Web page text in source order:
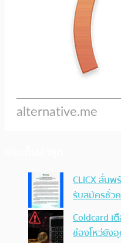
CLICX ลั่น
รับสมัครชั่ว
Coldcard
ช่องโหว่ยังอุ